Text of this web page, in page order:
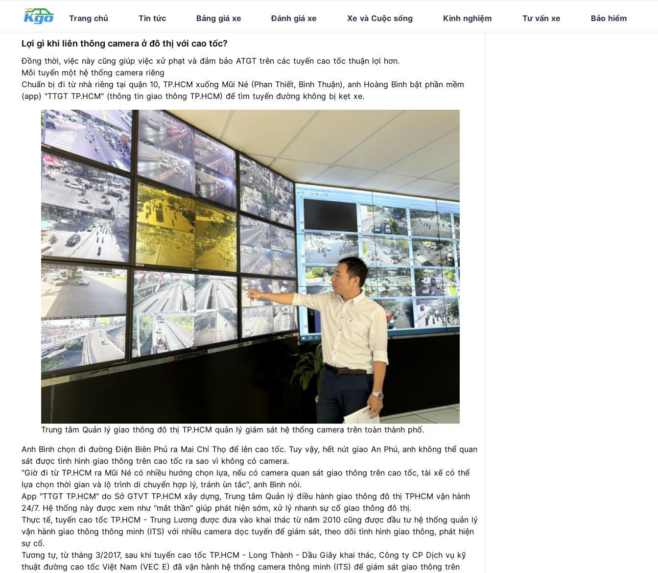
Trang chủ Tin tức Bảng giá xe Đánh giá xe Xe và Cuộc sống Kinh nghiệm Tư vấn xe Bảo hiểm
Lợi gì khi liên thông camera ở đô thị với cao tốc?
Đồng thời, việc này cũng giúp việc xử phạt và đảm bảo ATGT trên các tuyến cao tốc thuận lợi hơn.
Mỗi tuyến một hệ thống camera riêng
Chuẩn bị đi từ nhà riêng tại quận 10, TP.HCM xuống Mũi Né (Phan Thiết, Bình Thuận), anh Hoàng Bình bật phần mềm
(app) "TTGT TP.HCM" (thông tin giao thông TP.HCM) để tìm tuyến đường không bị kẹt xe.
Trung tâm Quản lý giao thông đô thị TP.HCM quản lý giám sát hệ thống camera trên toàn thành phố.
Anh Bình chọn đi đường Điện Biên Phủ ra Mai Chí Thọ để lên cao tốc. Tuy vậy, hết nút giao An Phú, anh không thể quan
sát được tình hình giao thông trên cao tốc ra sao vì không có camera.
"Giờ đi từ TP.HCM ra Mũi Né có nhiều hướng chọn lựa, nếu có camera quan sát giao thông trên cao tốc, tài xế có thể
lựa chọn thời gian và lộ trình di chuyển hợp lý, tránh ùn tắc", anh Bình nói.
App "TTGT TP.HCM" do Sở GTVT TP.HCM xây dựng, Trung tâm Quản lý điều hành giao thông đô thị TPHCM vận hành
24/7. Hệ thống này được xem như "mắt thần" giúp phát hiện sớm, xử lý nhanh sự cố giao thông đô thị.
Thực tế, tuyến cao tốc TP.HCM - Trung Lương được đưa vào khai thác từ năm 2010 cũng được đầu tư hệ thống quản lý
vận hành giao thông thông minh (ITS) với nhiều camera dọc tuyến để giám sát, theo dõi tình hình giao thông, phát hiện
sự cố.
Tương tự, từ tháng 3/2017, sau khi tuyến cao tốc TP.HCM - Long Thành - Dầu Giây khai thác, Công ty CP Dịch vụ kỹ
thuật đường cao tốc Việt Nam (VEC E) đã vận hành hệ thống camera thông minh (ITS) để giám sát giao thông trên